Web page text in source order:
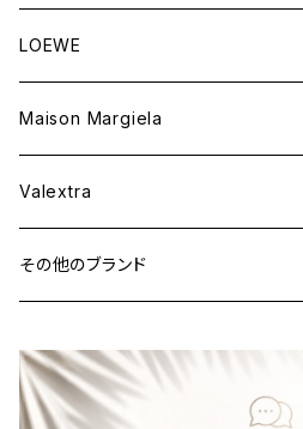
ウェア
財布&小物
ウェア
バッグ
財布&小物
ウェア
LOEWE
Maison Margiela
Valextra
その他のブランド
財布&小物